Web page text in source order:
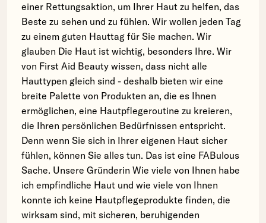
einer Rettungsaktion, um Ihrer Haut zu helfen, das
Beste zu sehen und zu fühlen. Wir wollen jeden Tag
zu einem guten Hauttag für Sie machen. Wir
glauben Die Haut ist wichtig, besonders Ihre. Wir
von First Aid Beauty wissen, dass nicht alle
Hauttypen gleich sind - deshalb bieten wir eine
breite Palette von Produkten an, die es Ihnen
ermöglichen, eine Hautpflegeroutine zu kreieren,
die Ihren persönlichen Bedürfnissen entspricht.
Denn wenn Sie sich in Ihrer eigenen Haut sicher
fühlen, können Sie alles tun. Das ist eine FABulous
Sache. Unsere Gründerin Wie viele von Ihnen habe
ich empfindliche Haut und wie viele von Ihnen
konnte ich keine Hautpflegeprodukte finden, die
wirksam sind, mit sicheren, beruhigenden